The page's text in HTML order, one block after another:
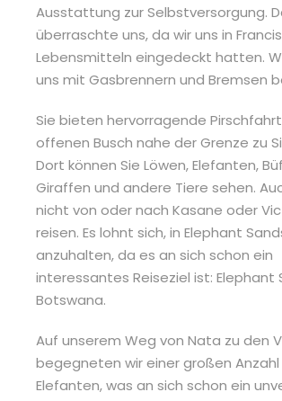
Ausstattung zur Selbstversorgung.
überraschte uns, da wir uns in
Lebensmitteln eingedeckt hatten.
uns mit Gasbrennern und Bremsen
Sie bieten hervorragende
offenen Busch nahe der Grenze zu
Dort können Sie Löwen, Elefanten,
Giraffen und andere Tiere sehen.
nicht von oder nach Kasane oder
reisen. Es lohnt sich, in Elephant
anzuhalten, da es an sich schon ein
interessantes Reiseziel ist: Elephant
Botswana.
Auf unserem Weg von Nata zu den
begegneten wir einer großen Anzahl
Elefanten, was an sich schon ein